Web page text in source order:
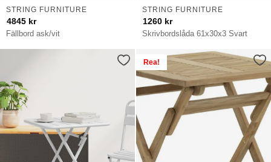
Fällbord ask/vit
STRING FURNITURE
4845 kr
Skrivbordslåda 61x30x3 Svart
STRING FURNITURE
1260 kr
Rea!